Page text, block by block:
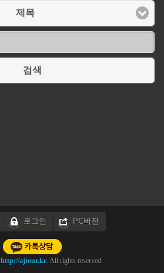
제목
검색
로그인 PC버전
http://ajtour.kr. All rights reserved.